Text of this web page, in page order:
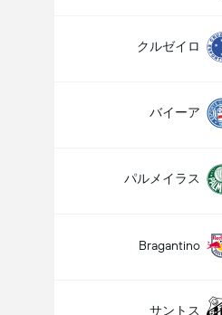
クルゼイロ
バイーア
パルメイラス
Bragantino
サントス